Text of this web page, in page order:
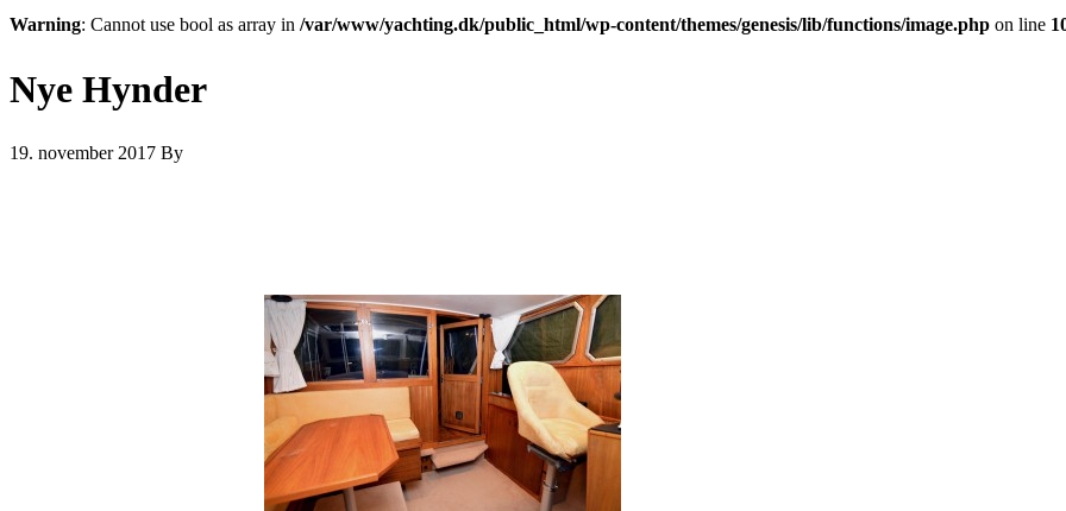
Warning: Cannot use bool as array in /var/www/yachting.dk/public_html/wp-content/themes/genesis/lib/functions/image.php on line
Nye Hynder
19. november 2017 By